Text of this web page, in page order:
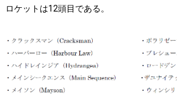
ロケットは12頭目である。